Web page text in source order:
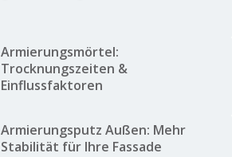
Armierungsmörtel:
Trocknungszeiten &
Einflussfaktoren
Armierungsputz Außen: Mehr
Stabilität für Ihre Fassade